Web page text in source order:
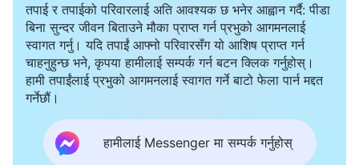
तपाई र तपाईको परिवारलाई अति आवश्यक छ भनेर आह्वान गर्दै: पीडा
बिना सुन्दर जीवन बिताउने मौका प्राप्त गर्न प्रभुको आगमनलाई
स्वागत गर्नु। यदि तपाईं आफ्नो परिवारसँग यो आशिष प्राप्त गर्न
चाहनुहुन्छ भने, कृपया हामीलाई सम्पर्क गर्न बटन क्लिक गर्नुहोस्।
हामी तपाईंलाई प्रभुको आगमनलाई स्वागत गर्ने बाटो फेला पार्न मद्दत
गर्नेछौं।
हामीलाई Messenger मा सम्पर्क गर्नुहोस्